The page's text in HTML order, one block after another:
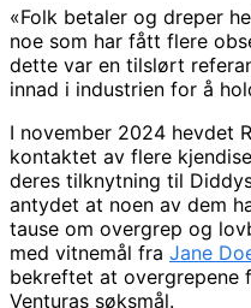
«Folk betaler og dreper
noe som har fått flere
dette var en tilslørt
innad i industrien for å
I november 2024 hevdet
kontaktet av flere
deres tilknytning til
antydet at noen av dem
tause om overgrep og
med vitnemål fra Jane
bekreftet at overgrepene
Venturas søksmål.